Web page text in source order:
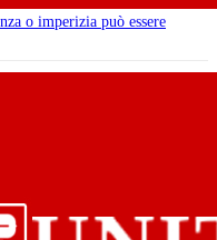
o imperizia può essere